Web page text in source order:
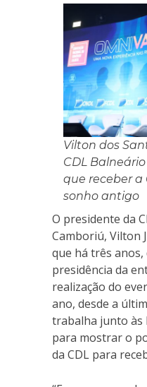
Vilton dos
CDL
que receber a
sonho antigo
O presidente da
Camboriú, Vilton
que há três anos,
presidência da
realização do
ano, desde a
trabalha junto às
para mostrar o
da CDL para